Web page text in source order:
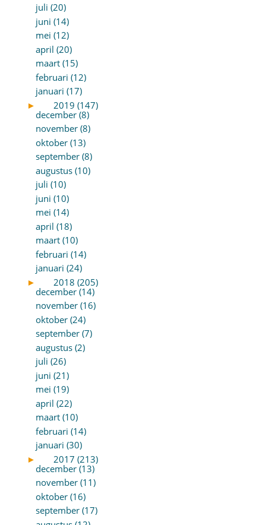
juli (20)
juni (14)
mei (12)
april (20)
maart (15)
februari (12)
januari (17)
►
2019 (147)
december (8)
november (8)
oktober (13)
september (8)
augustus (10)
juli (10)
juni (10)
mei (14)
april (18)
maart (10)
februari (14)
januari (24)
►
2018 (205)
december (14)
november (16)
oktober (24)
september (7)
augustus (2)
juli (26)
juni (21)
mei (19)
april (22)
maart (10)
februari (14)
januari (30)
►
2017 (213)
december (13)
november (11)
oktober (16)
september (17)